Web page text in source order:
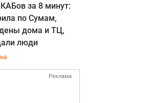
за 8 минут:
по Сумам,
дома и ТЦ,
люди
Реклама